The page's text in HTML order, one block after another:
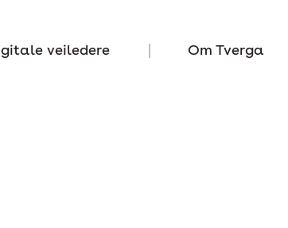
veiledere Om Tverga